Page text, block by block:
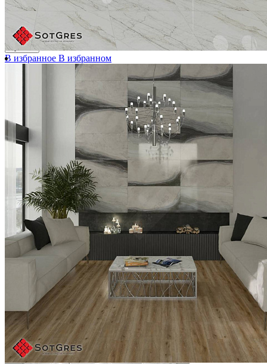
Длина, мм:
3 670 ₽/м2
Купить
В избранное В избранном
-23%
CALCATTA GOLD BORGHINI /60х60/ глянцевый желто-
коричневый керамический гранит под мрамор
600
Длина, мм:
600
Толщина, мм: 9
1 500 ₽/м2
1 950 ₽/м2
Купить
В избранное В избранном
Сравнить